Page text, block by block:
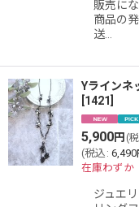
販売に
商品の
送…
Yライン
1421
5,900円 (
(税込 : 6,490
在庫わずか
ジュエ